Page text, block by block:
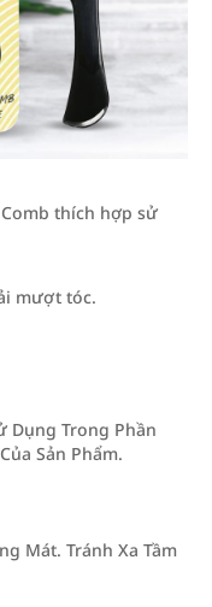
thích hợp sử
mượt tóc.
Dụng Trong Phần
Sản Phẩm.
Mát. Tránh Xa Tầm